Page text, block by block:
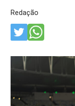
Redação